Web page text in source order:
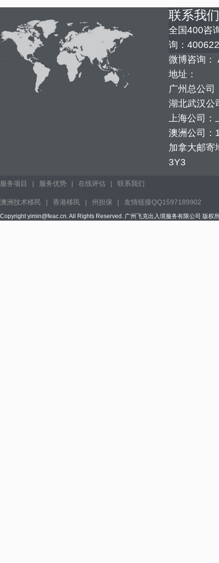
联系我们
全国400咨
询：
微博咨询：
地址：
广州总公
湖北武汉公
上海公司
澳洲公司：
加拿大邮寄
3Y3
服务项目 | 服务优势 | 在线评估 | 联系我们
澳洲技术移民 | 香港移民 | 州担保 | 友情链接QQ1597189902
Copyright yimin@feac.cn. All Rights Reserved. 广州飞克出入境服务有限公司 版权